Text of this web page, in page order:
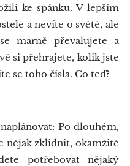
ke spánku. V lepším
a nevíte o světě, ale
marně převalujete a
si přehrajete, kolik jste
se toho čísla. Co teď?
Po dlouhém,
nějak zklidnit, okamžitě
potřebovat nějaký